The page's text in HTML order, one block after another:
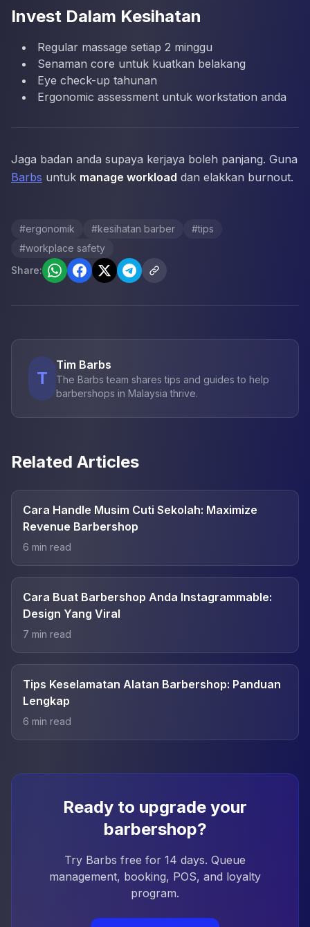
Invest Dalam Kesihatan
Regular massage setiap 2 minggu
Senaman core untuk kuatkan belakang
Eye check-up tahunan
Ergonomic assessment untuk workstation anda
Jaga badan anda supaya kerjaya boleh panjang. Guna
Barbs untuk manage workload dan elakkan burnout.
#ergonomik #kesihatan barber #tips
#workplace safety
Share:
T
Tim Barbs
The Barbs team shares tips and guides to help
barbershops in Malaysia thrive.
Related Articles
Cara Handle Musim Cuti Sekolah: Maximize
Revenue Barbershop
6 min read
Cara Buat Barbershop Anda Instagrammable:
Design Yang Viral
7 min read
Tips Keselamatan Alatan Barbershop: Panduan
Lengkap
6 min read
Ready to upgrade your
barbershop?
Try Barbs free for 14 days. Queue
management, booking, POS, and loyalty
program.